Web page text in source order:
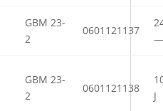
GBM 23-
2
0601121137
—
GBM 23-
2
0601121138
J